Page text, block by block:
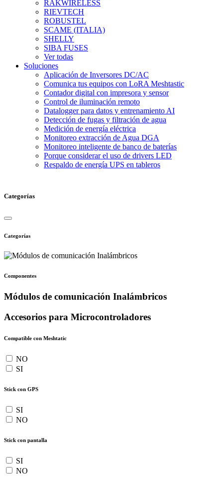
RAKWIRELESS
RIEVTECH
ROBUSTEL
SCAME (ITALIA)
SHELLY
SIBA FUSES
Ver todas
Soluciones
Aplicación de Inversores DC/AC
Comunica tus equipos con LoRA Meshtastic
Contador digital con impresora y sensor
Control de iluminación remoto
Datalogger para datos y entrenamiento AI
Detección de fugas y filtración de agua
Medición de energía eléctrica
Monitoreo extracción de Agua DGA
Monitoreo inteligente de banco de baterías
Porque considerar el uso de drivers LED
Respaldo de energía UPS en tableros
Categorías
Categorías
Componentes
Módulos de comunicación Inalámbricos
Accesorios para Microcontroladores
Compatible con Meshtatic
NO
SI
Stick con GPS
SI
NO
Stick con pantalla
SI
NO